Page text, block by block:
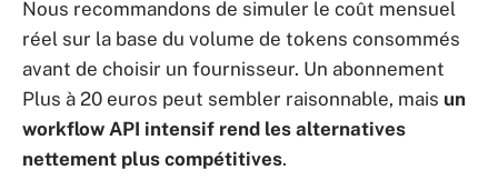
Nous recommandons de simuler le coût mensuel
réel sur la base du volume de tokens consommés
avant de choisir un fournisseur. Un abonnement
Plus à 20 euros peut sembler raisonnable, mais un
workflow API intensif rend les alternatives
nettement plus compétitives.